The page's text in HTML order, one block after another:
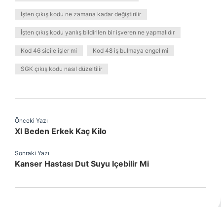
İşten çıkış kodu ne zamana kadar değiştirilir
İşten çıkış kodu yanlış bildirilen bir işveren ne yapmalıdır
Kod 46 sicile işler mi Kod 48 iş bulmaya engel mi
SGK çıkış kodu nasıl düzeltilir
Önceki Yazı
Xl Beden Erkek Kaç Kilo
Sonraki Yazı
Kanser Hastası Dut Suyu Içebilir Mi